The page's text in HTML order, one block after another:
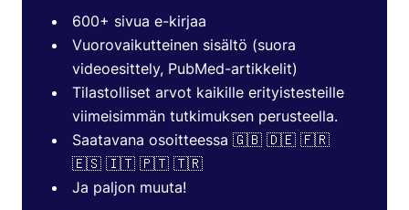
600+ sivua e-kirjaa
Vuorovaikutteinen sisältö (suora
videoesittely, PubMed-artikkelit)
Tilastolliset arvot kaikille erityistesteille
viimeisimmän tutkimuksen perusteella.
Saatavana osoitteessa 🇬🇧 🇩🇪 🇫🇷
🇪🇸 🇮🇹 🇵🇹 🇹🇷
Ja paljon muuta!